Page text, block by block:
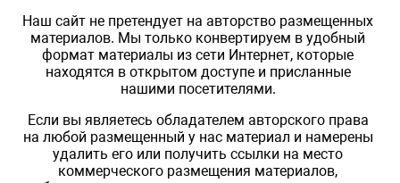
Наш сайт не претендует на авторство размещенных
материалов. Мы только конвертируем в удобный
формат материалы из сети Интернет, которые
находятся в открытом доступе и присланные
нашими посетителями.
Если вы являетесь обладателем авторского права
на любой размещенный у нас материал и намерены
удалить его или получить ссылки на место
коммерческого размещения материалов,